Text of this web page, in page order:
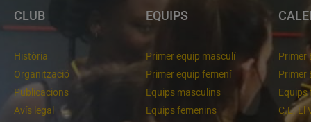
CLUB
Història
Organització
Publicacions
Avís legal
EQUIPS
Primer equip masculí
Primer equip femení
Equips masculins
Equips femenins
Primer
Primer
Equips
C.E. El